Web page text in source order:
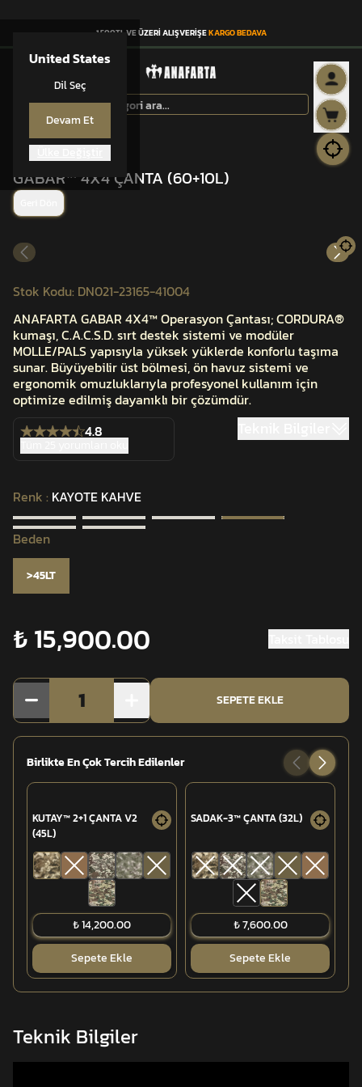
United States
Dil Seç
Devam Et
1.500TL VE ÜZERİ ALIŞVERİŞEKARGO BEDAVA
GABAR™
GABAR™ 4X4 ÇANTA (60+10L)
Stok Kodu: DN021-23165-41004
ANAFARTA GABAR 4X4™ Operasyon Çantası; CORDURA®
kumaşı, C.A.C.S.D. sırt destek sistemi ve modüler
MOLLE/PALS yapısıyla yüksek yüklerde konforlu taşıma
sunar. Büyüyebilir üst bölmesi, ön havuz sistemi ve
ergonomik omuzluklarıyla profesyonel kullanım için
optimize edilmiş dayanıklı bir çözümdür.
4.8
Renk : KAYOTE KAHVE
Beden
>45LT
₺ 15,900.00
1 SEPETE EKLE
Birlikte En Çok Tercih Edilenler
KUTAY™ 2+1 ÇANTA V2
(45L)
₺ 14,200.00
Sepete Ekle
SADAK-3™ ÇANTA (32L)
₺ 7,600.00
Sepete Ekle
Teknik Bilgiler